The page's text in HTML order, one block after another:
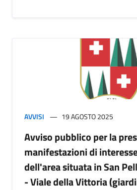
AVVISI 19 AGOSTO 2025
Avviso pubblico per la
manifestazioni di
dell'area situata in San
- Viale della Vittoria